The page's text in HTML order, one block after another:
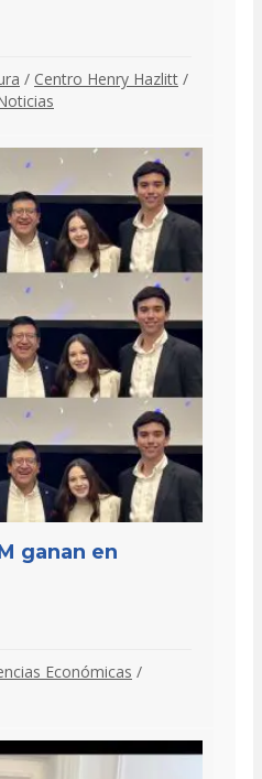
/ Centro Henry Hazlitt /
ganan en
Económicas /